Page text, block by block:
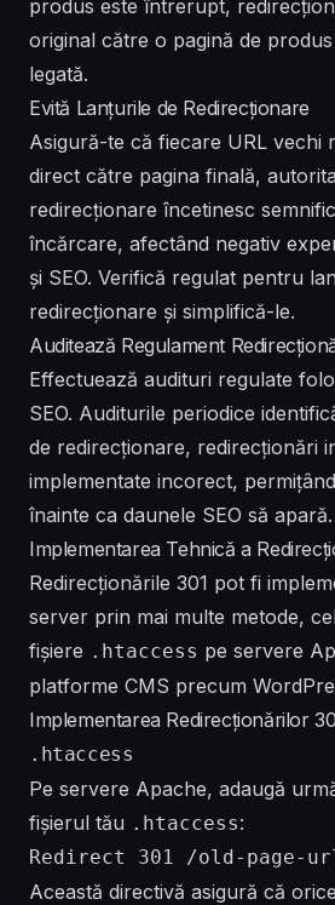
produs este întrerupt,
original către o pagină de
legată.
Evită Lanțurile de Redirecționare
Asigură-te că fiecare URL vechi
direct către pagina finală,
redirecționare încetinesc
încărcare, afectând negativ
și SEO. Verifică regulat pentru
redirecționare și simplifică-le.
Auditează Regulament
Effectuează audituri regulate
SEO. Auditurile periodice
de redirecționare, redirecționări
implementate incorect,
înainte ca daunele SEO să apară.
Implementarea Tehnică a
Redirecționările 301 pot fi
server prin mai multe metode,
fișiere .htaccess pe servere
platforme CMS precum
Implementarea Redirecționărilor
.htaccess
Pe servere Apache, adaugă
fișierul tău .htaccess:
Această directivă asigură că